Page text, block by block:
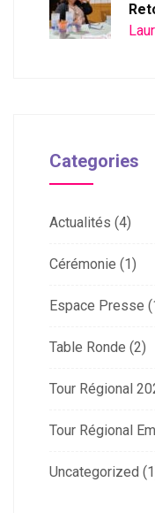
Categories
Actualités (4)
Cérémonie (1)
Espace Presse
Table Ronde (2)
Tour Régional
Tour Régional
Uncategorized